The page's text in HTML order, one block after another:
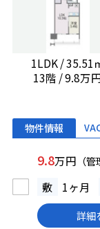
1LDK / 35.51
13階 / 9.8万
物件情報
9.8万円 （
敷 1ヶ月
詳細